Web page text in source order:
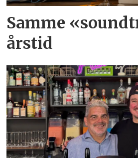
Samme
årstid